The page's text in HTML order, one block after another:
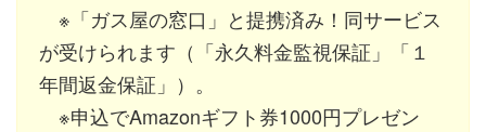
※「ガス屋の窓口」と提携済み！同サービス
が受けられます（「永久料金監視保証」「１
年間返金保証」）。
※申込でAmazonギフト券1000円プレゼン